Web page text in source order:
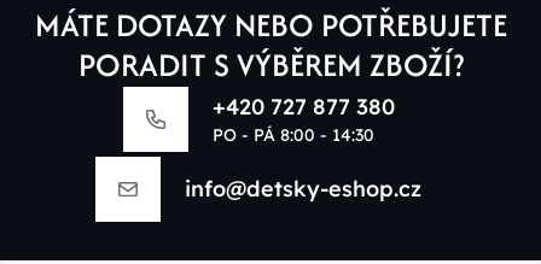
MÁTE DOTAZY NEBO POTŘEBUJETE
PORADIT S VÝBĚREM ZBOŽÍ?
+420 727 877 380
PO - PÁ 8:00 - 14:30
info@detsky-eshop.cz